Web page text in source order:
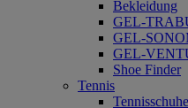
Bekleidung
GEL-
GEL-
GEL-
Shoe Finder
Tennis
Tennisschuhe